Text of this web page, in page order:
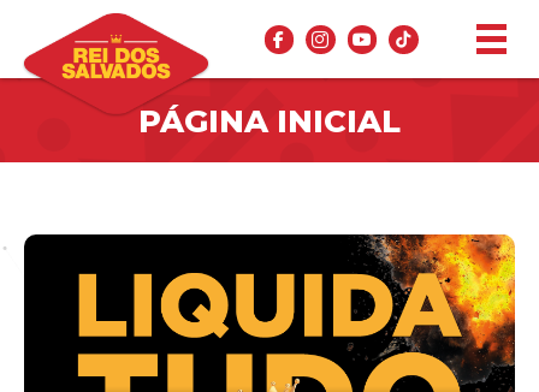
PÁGINA INICIAL